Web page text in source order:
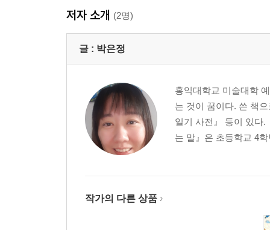
저자 소개 (2명)
글 : 박은정
홍익대학교 미술대학
는 것이 꿈이다. 쓴 책
일기 사전』 등이 있다.
는 말』은 초등학교 4
작가의 다른 상품